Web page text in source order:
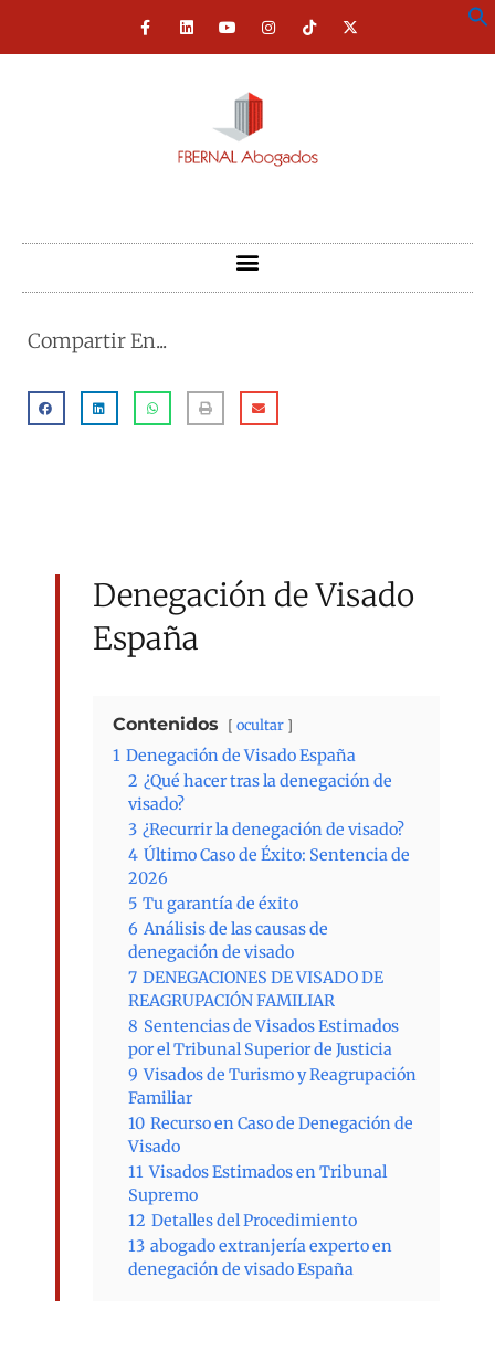
Compartir En...
Denegación de Visado
España
Contenidos ocultar
1 Denegación de Visado España
2 ¿Qué hacer tras la denegación de
visado?
3 ¿Recurrir la denegación de visado?
4 Último Caso de Éxito: Sentencia de
2026
5 Tu garantía de éxito
6 Análisis de las causas de
denegación de visado
7 DENEGACIONES DE VISADO DE
REAGRUPACIÓN FAMILIAR
8 Sentencias de Visados Estimados
por el Tribunal Superior de Justicia
9 Visados de Turismo y Reagrupación
Familiar
10 Recurso en Caso de Denegación de
Visado
11 Visados Estimados en Tribunal
Supremo
12 Detalles del Procedimiento
13 abogado extranjería experto en
denegación de visado España